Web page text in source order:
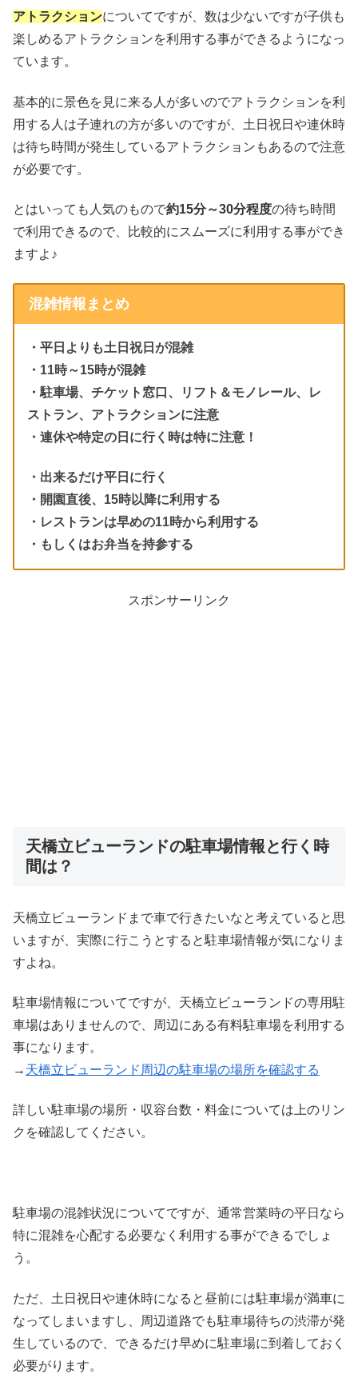
アトラクションについてですが、数は少ないですが子供も
楽しめるアトラクションを利用する事ができるようになっ
ています。
基本的に景色を見に来る人が多いのでアトラクションを利
用する人は子連れの方が多いのですが、土日祝日や連休時
は待ち時間が発生しているアトラクションもあるので注意
が必要です。
とはいっても人気のもので約15分～30分程度の待ち時間
で利用できるので、比較的にスムーズに利用する事ができ
ますよ♪
混雑情報まとめ
・平日よりも土日祝日が混雑
・11時～15時が混雑
・駐車場、チケット窓口、リフト＆モノレール、レ
ストラン、アトラクションに注意
・連休や特定の日に行く時は特に注意！
・出来るだけ平日に行く
・開園直後、15時以降に利用する
・レストランは早めの11時から利用する
・もしくはお弁当を持参する
スポンサーリンク
天橋立ビューランドの駐車場情報と行く時
間は？
天橋立ビューランドまで車で行きたいなと考えていると思
いますが、実際に行こうとすると駐車場情報が気になりま
すよね。
駐車場情報についてですが、天橋立ビューランドの専用駐
車場はありませんので、周辺にある有料駐車場を利用する
事になります。
→ 天橋立ビューランド周辺の駐車場の場所を確認する
詳しい駐車場の場所・収容台数・料金については上のリン
クを確認してください。
駐車場の混雑状況についてですが、通常営業時の平日なら
特に混雑を心配する必要なく利用する事ができるでしょ
う。
ただ、土日祝日や連休時になると昼前には駐車場が満車に
なってしまいますし、周辺道路でも駐車場待ちの渋滞が発
生しているので、できるだけ早めに駐車場に到着しておく
必要がります。